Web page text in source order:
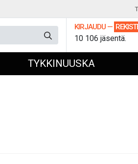
KIRJAUDU —
10 106 jäsentä.
TYKKINUUSKA